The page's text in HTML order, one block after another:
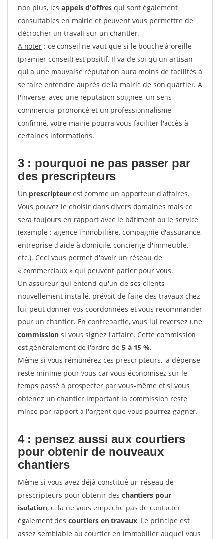
non plus, les appels d'offres qui sont également
consultables en mairie et peuvent vous permettre de
décrocher un travail sur un chantier.
A noter : ce conseil ne vaut que si le bouche à oreille
(premier conseil) est positif. Il va de soi qu'un artisan
qui a une mauvaise réputation aura moins de facilités à
se faire entendre auprès de la mairie de son quartier. A
l'inverse, avec une réputation soignée, un sens
commercial prononcé et un professionnalisme
confirmé, votre mairie pourra vous faciliter l'accès à
certaines informations.
3 : pourquoi ne pas passer par
des prescripteurs
Un prescripteur est comme un apporteur d'affaires.
Vous pouvez le choisir dans divers domaines mais ce
sera toujours en rapport avec le bâtiment ou le service
(exemple : agence immobilière, compagnie d'assurance,
entreprise d'aide à domicile, concierge d'immeuble,
etc.). Ceci vous permet d'avoir un réseau de
« commerciaux » qui peuvent parler pour vous.
Un assureur qui entend qu'un de ses clients,
nouvellement installé, prévoit de faire des travaux chez
lui, peut donner vos coordonnées et vous recommander
pour un chantier. En contrepartie, vous lui reversez une
commission si vous signez l'affaire. Cette commission
est généralement de l'ordre de 5 à 15 %.
Même si vous rémunérez ces prescripteurs, la dépense
reste minime pour vous car vous économisez sur le
temps passé à prospecter par vous-même et si vous
obtenez un chantier important la commission reste
mince par rapport à l'argent que vous pourrez gagner.
4 : pensez aussi aux courtiers
pour obtenir de nouveaux
chantiers
Même si vous avez déjà constitué un réseau de
prescripteurs pour obtenir des chantiers pour
isolation, cela ne vous empêche pas de contacter
également des courtiers en travaux. Le principe est
assez semblable au courtier en immobilier auquel vous